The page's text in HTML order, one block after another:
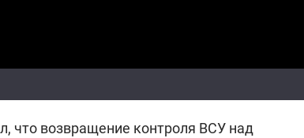
что возвращение контроля ВСУ над